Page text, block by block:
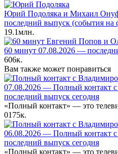
Юрий Подоляка и Михаил
последний выпуск (события на
19.1млн.
60 минут 07.08.2026 —
606к.
Вам также может понравиться
07.08.2026 — Полный контакт
последний выпуск сегодня
«Полный контакт» — это
0175к.
06.08.2026 — Полный контакт
последний выпуск сегодня
«Полный контакт» — это